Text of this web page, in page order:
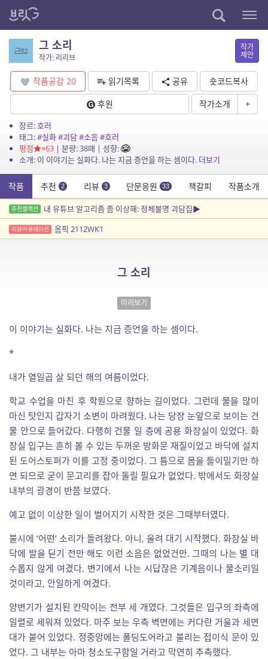
그 소리
작가: 리리브
작가
제안
작품공감 20 읽기목록 공유
숏코드복사
후원
작가소개 +
장르:호러
태그:#실화#괴담#소음#호러
평점
×63| 분량: 38매 | 성향:
소개: 이 이야기는 실화다. 나는 지금 증언을 하는 셈이다. 더보기
작품 추천 2 리뷰 3 단문응원 33 책갈피 작품소개
추천셀렉션 내 유튜브 알고리즘 좀 이상해: 정체불명 괴담집▶️
리뷰어큐레이션 옴픽 2112WK1
그 소리
미리보기
이 이야기는 실화다. 나는 지금 증언을 하는 셈이다.
*
내가 열일곱 살 되던 해의 여름이었다.
학교 수업을 마친 후 학원으로 향하는 길이었다. 그런데 물을 많이
마신 탓인지 갑자기 소변이 마려웠다. 나는 당장 눈앞으로 보이는 건
물 안으로 들어갔다. 다행히 건물 일 층에 공용 화장실이 있었다. 화
장실 입구는 흔히 볼 수 있는 두꺼운 방화문 재질이었고 바닥에 설치
된 도어스토퍼가 이를 고정 중이었다. 그 틈으로 몸을 들이밀기만 하
면 되므로 굳이 문고리를 잡아 돌릴 필요가 없었다. 밖에서도 화장실
내부의 광경이 반쯤 보였다.
예고 없이 이상한 일이 벌어지기 시작한 것은 그때부터였다.
불시에 ‘어떤’ 소리가 들려왔다. 아니, 울려 대기 시작했다. 화장실 바
닥에 발을 딛기 전만 해도 이런 소음은 없었건만. 그때의 나는 별 대
수롭지 않게 여겼다. 변기에서 나는 시답잖은 기계음이나 물소리일
것이라고, 안일하게 여겼다.
양변기가 설치된 칸막이는 전부 세 개였다. 그것들은 입구의 좌측에
일렬로 세워져 있었다. 마주 보는 우측 벽면에는 커다란 거울과 세면
대가 붙어 있었다. 정중앙에는 폴딩도어라고 불리는 접이식 문이 있
었다. 그 내부는 아마 청소도구함일 거라고 막연히 추측했다.